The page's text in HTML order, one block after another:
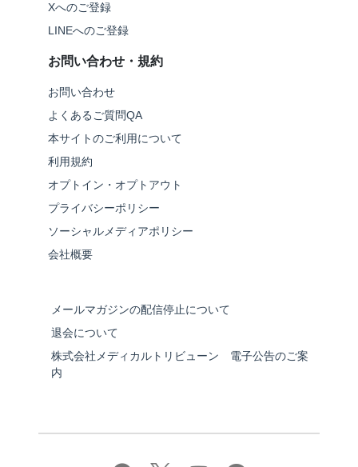
Xへのご登録
LINEへのご登録
お問い合わせ・規約
お問い合わせ
よくあるご質問QA
本サイトのご利用について
利用規約
オプトイン・オプトアウト
プライバシーポリシー
ソーシャルメディアポリシー
会社概要
メールマガジンの配信停止について
退会について
株式会社メディカルトリビューン 電子公告のご案
内